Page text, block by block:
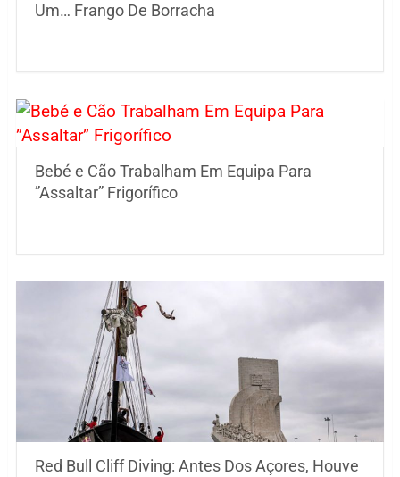
Um… Frango De Borracha
Bebé e Cão Trabalham Em Equipa Para
”Assaltar” Frigorífico
Red Bull Cliff Diving: Antes Dos Açores, Houve